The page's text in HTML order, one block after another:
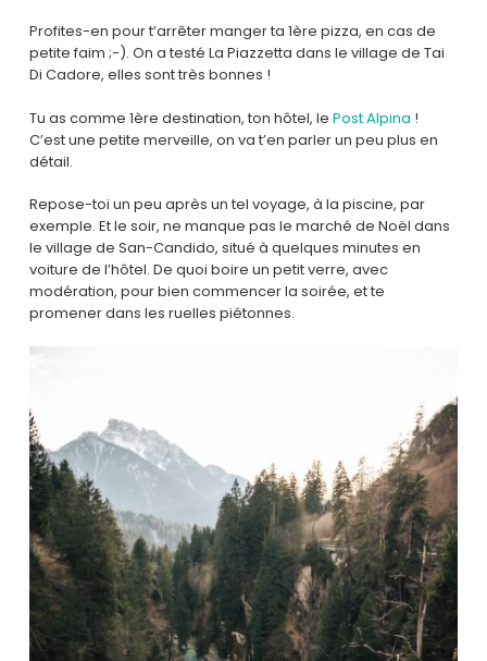
Profites-en pour t’arrêter manger ta 1ère pizza, en cas de
petite faim ;-). On a testé La Piazzetta dans le village de Tai
Di Cadore, elles sont très bonnes !
Tu as comme 1ère destination, ton hôtel, lePost Alpina !
C’est une petite merveille, on va t’en parler un peu plus en
détail.
Repose-toi un peu après un tel voyage, à la piscine, par
exemple. Et le soir, ne manque pas le marché de Noël dans
le village de San-Candido, situé à quelques minutes en
voiture de l’hôtel. De quoi boire un petit verre, avec
modération, pour bien commencer la soirée, et te
promener dans les ruelles piétonnes.